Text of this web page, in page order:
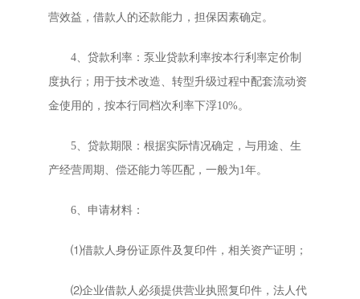
营效益，借款人的还款能力，担保因素确定。
4、贷款利率：泵业贷款利率按本行利率定价制
度执行；用于技术改造、转型升级过程中配套流动资
金使用的，按本行同档次利率下浮10%。
5、贷款期限：根据实际情况确定，与用途、生
产经营周期、偿还能力等匹配，一般为1年。
6、申请材料：
⑴借款人身份证原件及复印件，相关资产证明；
⑵企业借款人必须提供营业执照复印件，法人代